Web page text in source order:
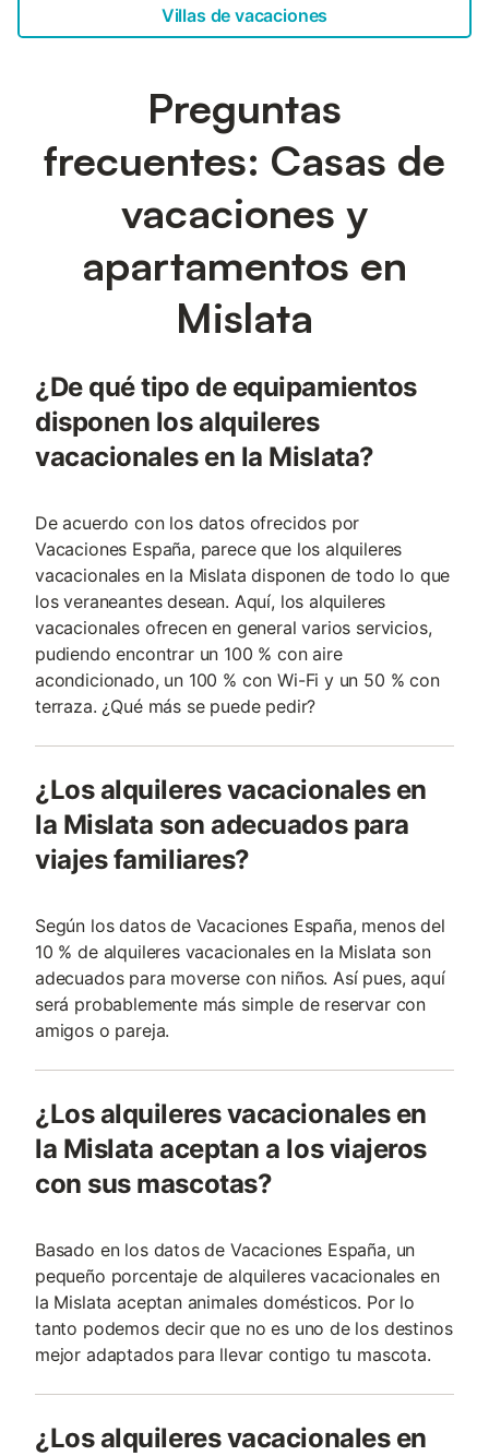
Villas de vacaciones
Preguntas
frecuentes: Casas de
vacaciones y
apartamentos en
Mislata
¿De qué tipo de equipamientos
disponen los alquileres
vacacionales en la Mislata?
De acuerdo con los datos ofrecidos por
Vacaciones España, parece que los alquileres
vacacionales en la Mislata disponen de todo lo que
los veraneantes desean. Aquí, los alquileres
vacacionales ofrecen en general varios servicios,
pudiendo encontrar un 100 % con aire
acondicionado, un 100 % con Wi-Fi y un 50 % con
terraza. ¿Qué más se puede pedir?
¿Los alquileres vacacionales en
la Mislata son adecuados para
viajes familiares?
Según los datos de Vacaciones España, menos del
10 % de alquileres vacacionales en la Mislata son
adecuados para moverse con niños. Así pues, aquí
será probablemente más simple de reservar con
amigos o pareja.
¿Los alquileres vacacionales en
la Mislata aceptan a los viajeros
con sus mascotas?
Basado en los datos de Vacaciones España, un
pequeño porcentaje de alquileres vacacionales en
la Mislata aceptan animales domésticos. Por lo
tanto podemos decir que no es uno de los destinos
mejor adaptados para llevar contigo tu mascota.
¿Los alquileres vacacionales en